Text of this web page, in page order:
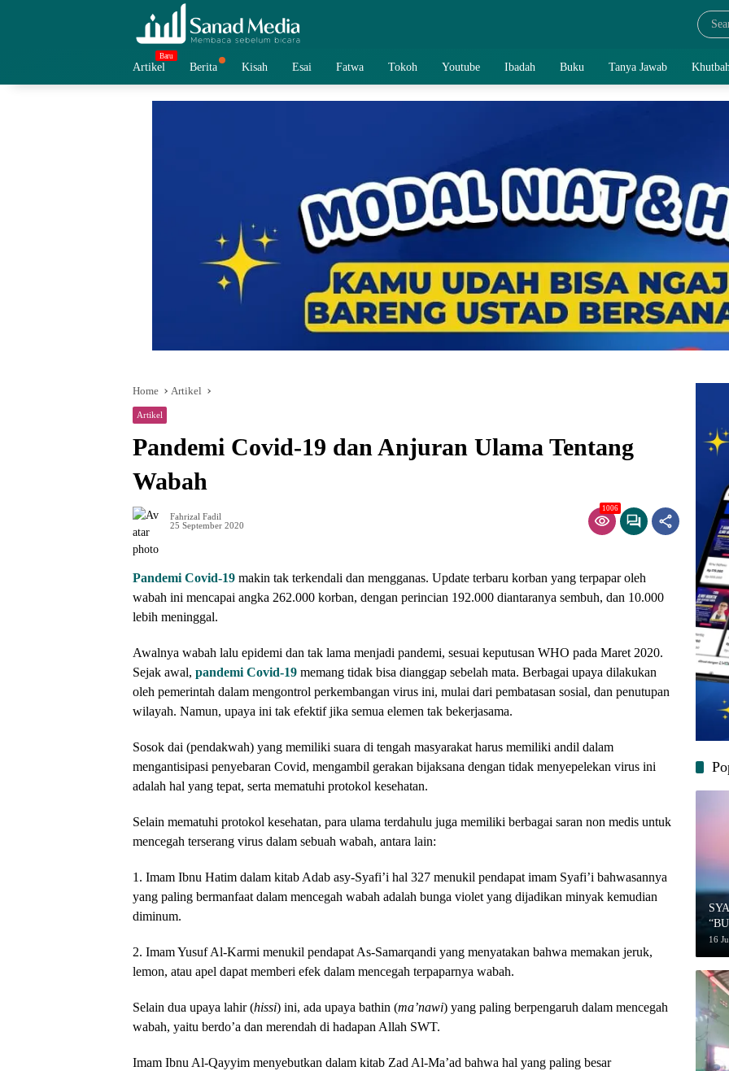
Artikel Berita Kisah Esai Fatwa Tokoh Youtube Ibadah Buku Tanya Jawab
Home Artikel
Artikel
Pandemi Covid-19 dan Anjuran Ulama Tentang
Wabah
Fahrizal Fadil
25 September 2020
1006
Pandemi Covid-19 makin tak terkendali dan mengganas. Update terbaru korban yang terpapar oleh
wabah ini mencapai angka 262.000 korban, dengan perincian 192.000 diantaranya sembuh, dan 10.000
lebih meninggal.
Awalnya wabah lalu epidemi dan tak lama menjadi pandemi, sesuai keputusan WHO pada Maret 2020.
Sejak awal, pandemi Covid-19 memang tidak bisa dianggap sebelah mata. Berbagai upaya dilakukan
oleh pemerintah dalam mengontrol perkembangan virus ini, mulai dari pembatasan sosial, dan penutupan
wilayah. Namun, upaya ini tak efektif jika semua elemen tak bekerjasama.
Sosok dai (pendakwah) yang memiliki suara di tengah masyarakat harus memiliki andil dalam
mengantisipasi penyebaran Covid, mengambil gerakan bijaksana dengan tidak menyepelekan virus ini
adalah hal yang tepat, serta mematuhi protokol kesehatan.
Selain mematuhi protokol kesehatan, para ulama terdahulu juga memiliki berbagai saran non medis untuk
mencegah terserang virus dalam sebuah wabah, antara lain:
1. Imam Ibnu Hatim dalam kitab Adab asy-Syafi’i hal 327 menukil pendapat imam Syafi’i bahwasannya
yang paling bermanfaat dalam mencegah wabah adalah bunga violet yang dijadikan minyak kemudian
diminum.
2. Imam Yusuf Al-Karmi menukil pendapat As-Samarqandi yang menyatakan bahwa memakan jeruk,
lemon, atau apel dapat memberi efek dalam mencegah terpaparnya wabah.
Selain dua upaya lahir (hissi) ini, ada upaya bathin (ma’nawi) yang paling berpengaruh dalam mencegah
wabah, yaitu berdo’a dan merendah di hadapan Allah SWT.
Imam Ibnu Al-Qayyim menyebutkan dalam kitab Zad Al-Ma’ad bahwa hal yang paling besar
16